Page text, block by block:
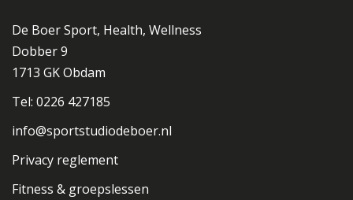
De Boer Sport, Health, Wellness
Dobber 9
1713 GK Obdam
Tel: 0226 427185
info@sportstudiodeboer.nl
Privacy reglement
Fitness & groepslessen